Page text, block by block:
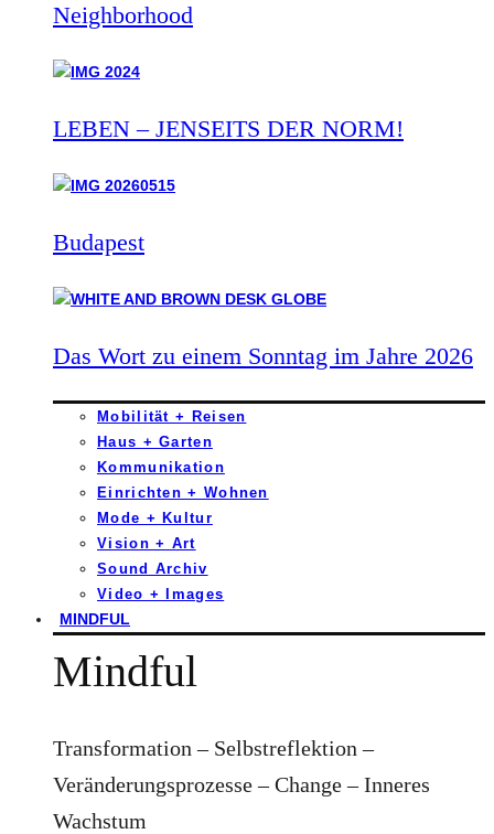
Neighborhood
LEBEN – JENSEITS DER NORM!
Budapest
Das Wort zu einem Sonntag im Jahre 2026
Mobilität + Reisen
Haus + Garten
Kommunikation
Einrichten + Wohnen
Mode + Kultur
Vision + Art
Sound Archiv
Video + Images
MINDFUL
Mindful
Transformation – Selbstreflektion –
Veränderungsprozesse – Change – Inneres
Wachstum